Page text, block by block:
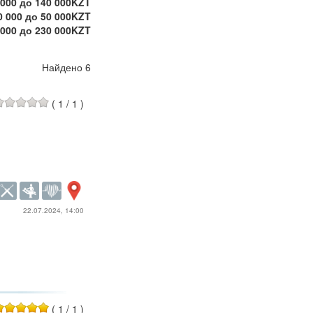
000 до 50 000KZT
до 230 000KZT
Найдено 6
( 1 / 1 )
22.07.2024, 14:00
( 1 / 1 )